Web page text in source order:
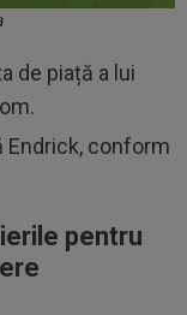
de piață a lui
Endrick, conform
pentru